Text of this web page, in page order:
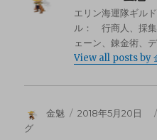
エリン海運隊ギル
ル： 行商人、採
ェーン、錬金術、
View all posts by
金魅 2018年5月20日
グ